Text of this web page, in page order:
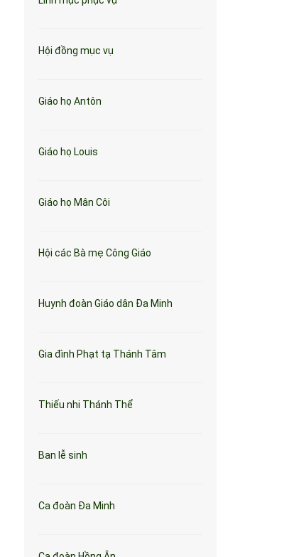
Hội đồng mục vụ
Giáo họ Antôn
Giáo họ Louis
Giáo họ Mân Côi
Hội các Bà mẹ Công Giáo
Huynh đoàn Giáo dân Đa Minh
Gia đình Phạt tạ Thánh Tâm
Thiếu nhi Thánh Thể
Ban lễ sinh
Ca đoàn Đa Minh